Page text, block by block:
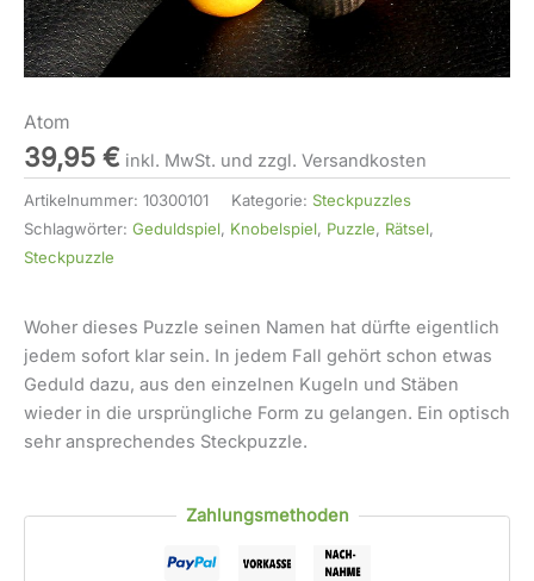
Atom
39,95 € inkl. MwSt. und zzgl. Versandkosten
Artikelnummer: 10300101 Kategorie: Steckpuzzles
Schlagwörter: Geduldspiel, Knobelspiel, Puzzle, Rätsel,
Steckpuzzle
Woher dieses Puzzle seinen Namen hat dürfte eigentlich
jedem sofort klar sein. In jedem Fall gehört schon etwas
Geduld dazu, aus den einzelnen Kugeln und Stäben
wieder in die ursprüngliche Form zu gelangen. Ein optisch
sehr ansprechendes Steckpuzzle.
Zahlungsmethoden